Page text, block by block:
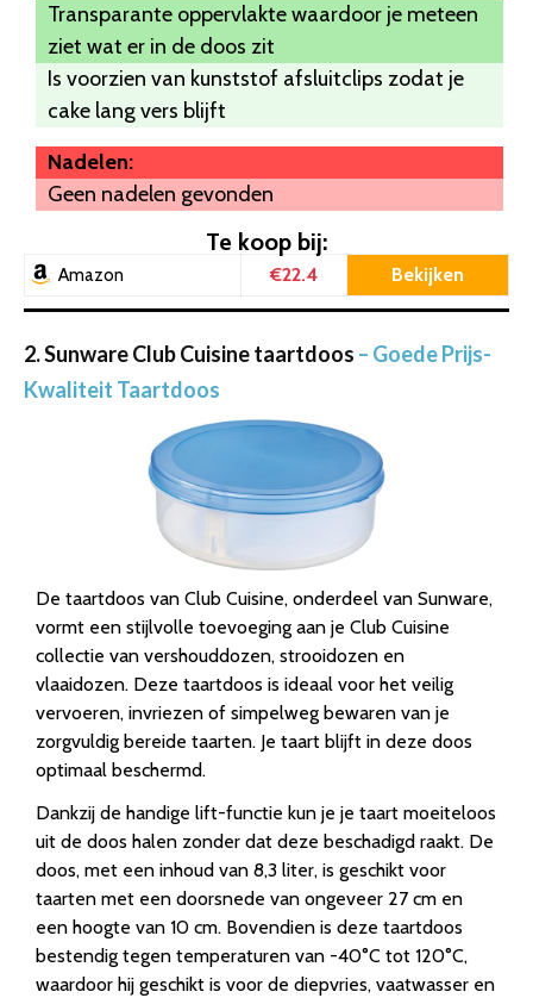
Transparante oppervlakte waardoor je meteen
ziet wat er in de doos zit
Is voorzien van kunststof afsluitclips zodat je
cake lang vers blijft
Nadelen:
Geen nadelen gevonden
Te koop bij:
Amazon €22.4 Bekijken
2. Sunware Club Cuisine taartdoos – Goede Prijs-
Kwaliteit Taartdoos
De taartdoos van Club Cuisine, onderdeel van Sunware,
vormt een stijlvolle toevoeging aan je Club Cuisine
collectie van vershouddozen, strooidozen en
vlaaidozen. Deze taartdoos is ideaal voor het veilig
vervoeren, invriezen of simpelweg bewaren van je
zorgvuldig bereide taarten. Je taart blijft in deze doos
optimaal beschermd.
Dankzij de handige lift-functie kun je je taart moeiteloos
uit de doos halen zonder dat deze beschadigd raakt. De
doos, met een inhoud van 8,3 liter, is geschikt voor
taarten met een doorsnede van ongeveer 27 cm en
een hoogte van 10 cm. Bovendien is deze taartdoos
bestendig tegen temperaturen van -40°C tot 120°C,
waardoor hij geschikt is voor de diepvries, vaatwasser en